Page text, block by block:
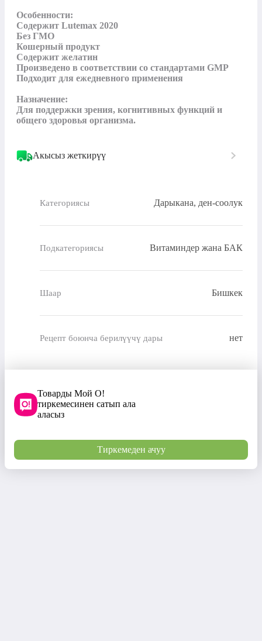
Особенности:
Содержит Lutemax 2020
Без ГМО
Кошерный продукт
Содержит желатин
Произведено в соответствии со стандартами GMP
Подходит для ежедневного применения
Назначение:
Для поддержки зрения, когнитивных функций и
общего здоровья организма.
Акысыз жеткирүү
Категориясы Дарыкана, ден-соолук
Подкатегориясы Витаминдер жана БАК
Шаар Бишкек
Рецепт боюнча берилүүчү дары нет
Товарды Мой О!
тиркемесинен сатып ала
аласыз
Тиркемеден ачуу